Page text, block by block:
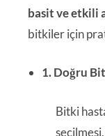
basit ve etkili
bitkiler için
1. Doğru
Bitki